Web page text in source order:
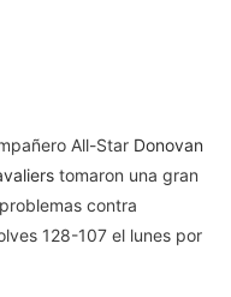
All-Star Donovan
tomaron una gran
contra
128-107 el lunes por